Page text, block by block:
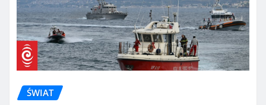
ŚWIAT